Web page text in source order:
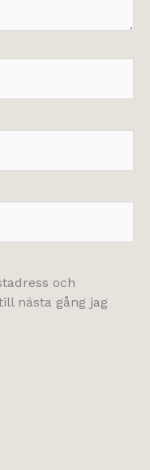
och
nästa gång jag